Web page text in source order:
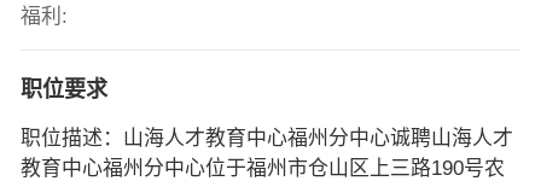
福利:
职位要求
职位描述：山海人才教育中心福州分中心诚聘山海人才
教育中心福州分中心位于福州市仓山区上三路190号农